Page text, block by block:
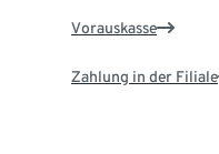
Vorauskasse
Zahlung in der Filiale